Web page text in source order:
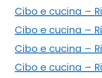
Cibo e cucina –
Cibo e cucina –
Cibo e cucina –
Cibo e cucina –